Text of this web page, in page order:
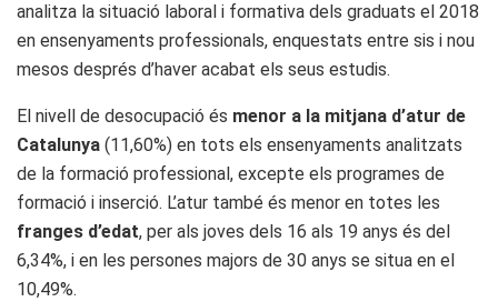
analitza la situació laboral i formativa dels graduats el 2018
en ensenyaments professionals, enquestats entre sis i nou
mesos després d’haver acabat els seus estudis.
El nivell de desocupació és menor a la mitjana d’atur de
Catalunya (11,60%) en tots els ensenyaments analitzats
de la formació professional, excepte els programes de
formació i inserció. L’atur també és menor en totes les
franges d’edat, per als joves dels 16 als 19 anys és del
6,34%, i en les persones majors de 30 anys se situa en el
10,49%.